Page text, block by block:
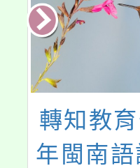
育部112
語語言能